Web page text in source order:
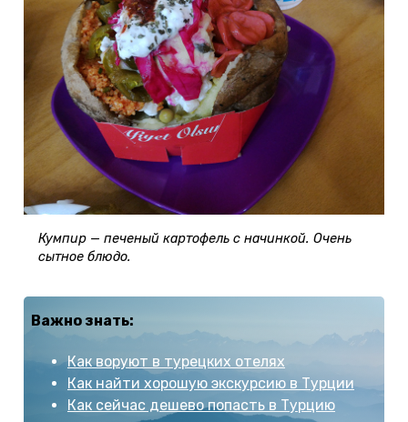
Кумпир — печеный картофель с начинкой. Очень
сытное блюдо.
Важно знать:
Как воруют в турецких отелях
Как найти хорошую экскурсию в Турции
Как сейчас дешево попасть в Турцию